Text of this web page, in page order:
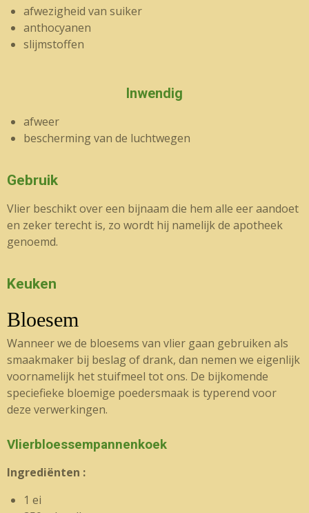
afwezigheid van suiker
anthocyanen
slijmstoffen
Inwendig
afweer
bescherming van de luchtwegen
Gebruik
Vlier beschikt over een bijnaam die hem alle eer aandoet
en zeker terecht is, zo wordt hij namelijk de apotheek
genoemd.
Keuken
Bloesem
Wanneer we de bloesems van vlier gaan gebruiken als
smaakmaker bij beslag of drank, dan nemen we eigenlijk
voornamelijk het stuifmeel tot ons. De bijkomende
speciefieke bloemige poedersmaak is typerend voor
deze verwerkingen.
Vlierbloessempannenkoek
Ingrediënten :
1 ei